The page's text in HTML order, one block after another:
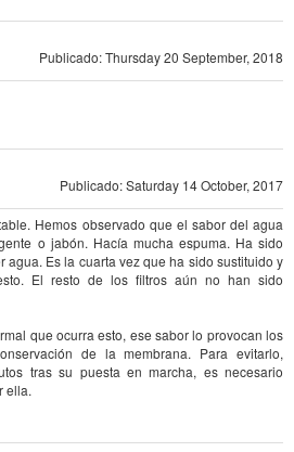
Publicado: Thursday 20 September, 2018
Publicado: Saturday 14 October, 2017
Hemos observado que el sabor del agua
o jabón. Hacía mucha espuma. Ha sido
agua. Es la cuarta vez que ha sido sustituido y
El resto de los filtros aún no han sido
que ocurra esto, ese sabor lo provocan los
de la membrana. Para evitarlo,
tras su puesta en marcha, es necesario
ella.